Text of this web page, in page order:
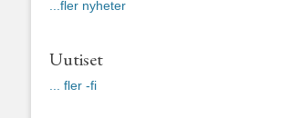
...fler nyheter
Uutiset
... fler -fi